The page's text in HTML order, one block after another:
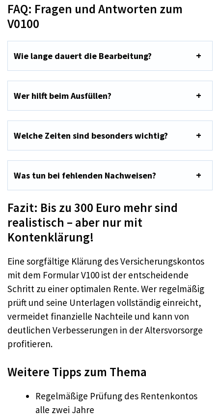
FAQ: Fragen und Antworten zum
V0100
Wie lange dauert die Bearbeitung?
Wer hilft beim Ausfüllen?
Welche Zeiten sind besonders wichtig?
Was tun bei fehlenden Nachweisen?
Fazit: Bis zu 300 Euro mehr sind
realistisch – aber nur mit
Kontenklärung!
Eine sorgfältige Klärung des Versicherungskontos
mit dem Formular V100 ist der entscheidende
Schritt zu einer optimalen Rente. Wer regelmäßig
prüft und seine Unterlagen vollständig einreicht,
vermeidet finanzielle Nachteile und kann von
deutlichen Verbesserungen in der Altersvorsorge
profitieren.
Weitere Tipps zum Thema
Regelmäßige Prüfung des Rentenkontos
alle zwei Jahre